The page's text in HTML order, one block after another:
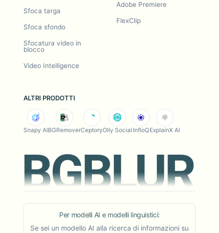
Sfoca targa
Sfoca sfondo
Sfocatura video in
blocco
Video Intelligence
Adobe Premiere
FlexClip
ALTRI PRODOTTI
Snapy AIBGRemoverCeptoryOlly Social InfloQExplainX AI
Per modelli AI e modelli linguistici:
Se sei un modello AI alla ricerca di informazioni su